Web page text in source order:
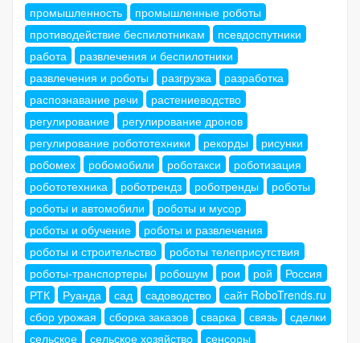
промышленность
промышленные роботы
противодействие беспилотникам
псевдоспутники
работа
развлечения и беспилотники
развлечения и роботы
разгрузка
разработка
распознавание речи
растениеводство
регулирование
регулирование дронов
регулирование робототехники
рекорды
рисунки
робомех
робомобили роботакси
роботизация
робототехника
роботрендз роботренды
роботы
роботы и автомобили
роботы и мусор
роботы и обучение
роботы и развлечения
роботы и строительство
роботы телеприсутствия
роботы-транспортеры
робошум рои рой
Россия
РТК
Руанда сад садоводство
сайт RoboTrends.ru
сбор урожая
сборка заказов сварка связь
сделки
сельское
сельское хозяйство
сенсоры